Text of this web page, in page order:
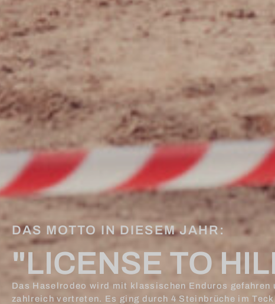
DAS MOTTO IN DIESEM JAHR:
"LICENSE TO
Das Haselrodeo wird mit klassischen Enduros gefahren
zahlreich vertreten. Es ging durch 4 Steinbrüche im